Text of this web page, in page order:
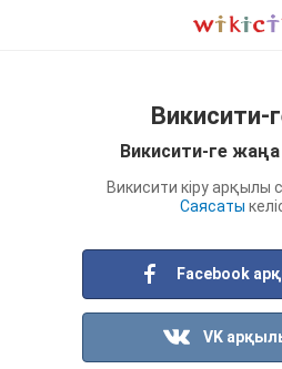
Викисити-
Викисити-ге
Викисити кіру арқылы
Саясаты
Facebook
VK